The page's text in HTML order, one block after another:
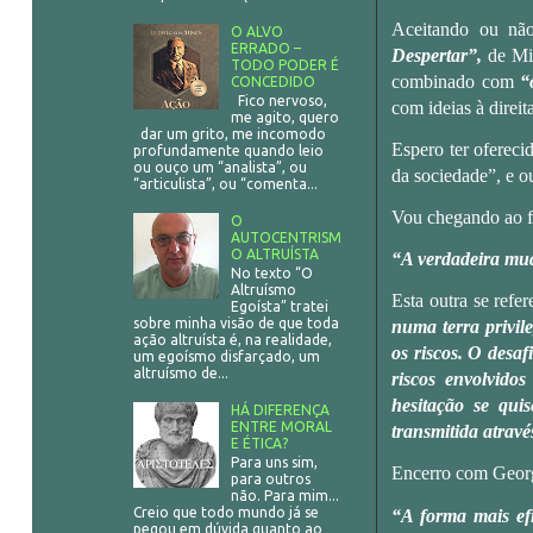
Aceitando ou
Despertar”, de
combinado com
com ideias à
Espero ter
da sociedade”, e
Vou chegando ao
“A verdadeira
Esta outra se
numa terra
os riscos. O
riscos
hesitação se
transmitida
Encerro com
“A forma mais
O ALVO
ERRADO –
TODO PODER É
CONCEDIDO
Fico nervoso,
me agito, quero
dar um grito, me incomodo
profundamente quando leio
ou ouço um “analista”, ou
“articulista”, ou “comenta...
O
AUTOCENTRISM
O ALTRUÍSTA
No texto “O
Altruísmo
Egoísta” tratei
sobre minha visão de que toda
ação altruísta é, na realidade,
um egoísmo disfarçado, um
altruísmo de...
HÁ DIFERENÇA
ENTRE MORAL
E ÉTICA?
Para uns sim,
para outros
não. Para mim...
Creio que todo mundo já se
pegou em dúvida quanto ao